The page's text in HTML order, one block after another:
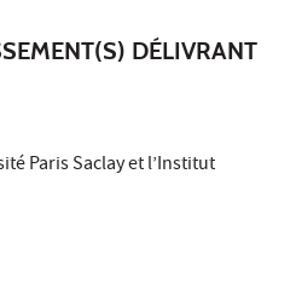
DÉLIVRANT
Paris Saclay et l’Institut